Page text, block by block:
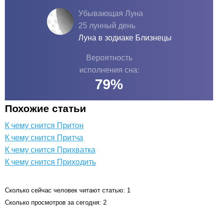
Убывающая Луна
25 лунный день
Луна в зодиаке Близнецы
Вероятность
исполнения сна:
79%
Похожие статьи
К чему снится Притон
К чему снится Притча
К чему снится Прихватка
К чему снится Приходить
Сколько сейчас человек читают статью: 1
Сколько просмотров за сегодня: 2